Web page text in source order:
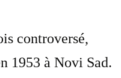
controversé,
1953 à Novi Sad.